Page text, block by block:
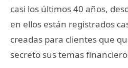
casi los últimos 40 años,
en ellos están registrados
creadas para clientes que
secreto sus temas